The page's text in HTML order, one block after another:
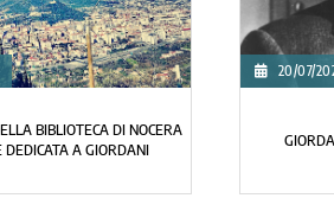
06/2025
A CHE SERVE LA GUERRA?